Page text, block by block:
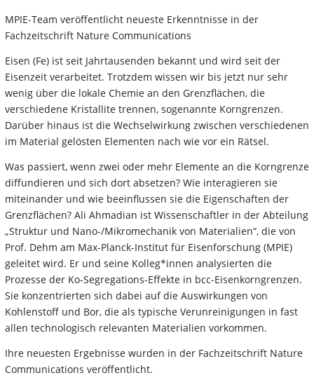
MPIE-Team veröffentlicht neueste Erkenntnisse in der
Fachzeitschrift Nature Communications
Eisen (Fe) ist seit Jahrtausenden bekannt und wird seit der
Eisenzeit verarbeitet. Trotzdem wissen wir bis jetzt nur sehr
wenig über die lokale Chemie an den Grenzflächen, die
verschiedene Kristallite trennen, sogenannte Korngrenzen.
Darüber hinaus ist die Wechselwirkung zwischen verschiedenen
im Material gelösten Elementen nach wie vor ein Rätsel.
Was passiert, wenn zwei oder mehr Elemente an die Korngrenze
diffundieren und sich dort absetzen? Wie interagieren sie
miteinander und wie beeinflussen sie die Eigenschaften der
Grenzflächen? Ali Ahmadian ist Wissenschaftler in der Abteilung
„Struktur und Nano-/Mikromechanik von Materialien“, die von
Prof. Dehm am Max-Planck-Institut für Eisenforschung (MPIE)
geleitet wird. Er und seine Kolleg*innen analysierten die
Prozesse der Ko-Segregations-Effekte in bcc-Eisenkorngrenzen.
Sie konzentrierten sich dabei auf die Auswirkungen von
Kohlenstoff und Bor, die als typische Verunreinigungen in fast
allen technologisch relevanten Materialien vorkommen.
Ihre neuesten Ergebnisse wurden in der Fachzeitschrift Nature
Communications veröffentlicht.